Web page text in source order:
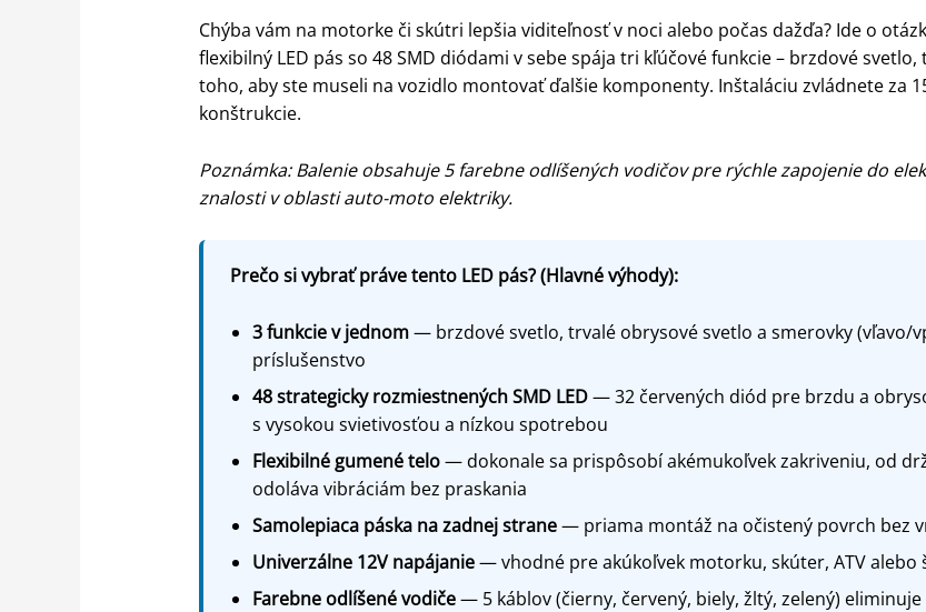
Chýba vám na motorke či skútri lepšia viditeľnosť v noci alebo počas dažďa? Ide o
flexibilný LED pás so 48 SMD diódami v sebe spája tri kľúčové funkcie – brzdové
toho, aby ste museli na vozidlo montovať ďalšie komponenty. Inštaláciu zvládnete za
konštrukcie.
Poznámka: Balenie obsahuje 5 farebne odlíšených vodičov pre rýchle zapojenie do
znalosti v oblasti auto-moto elektriky.
Prečo si vybrať práve tento LED pás? (Hlavné výhody):
3 funkcie v jednom— brzdové svetlo, trvalé obrysové svetlo a smerovky (vľavo/
príslušenstvo
48 strategicky rozmiestnených SMD LED— 32 červených diód pre brzdu a
s vysokou svietivosťou a nízkou spotrebou
Flexibilné gumené telo— dokonale sa prispôsobí akémukoľvek zakriveniu, od
odoláva vibráciám bez praskania
Samolepiaca páska na zadnej strane— priama montáž na očistený povrch bez
Univerzálne 12V napájanie— vhodné pre akúkoľvek motorku, skúter, ATV alebo
Farebne odlíšené vodiče— 5 káblov (čierny, červený, biely, žltý, zelený)